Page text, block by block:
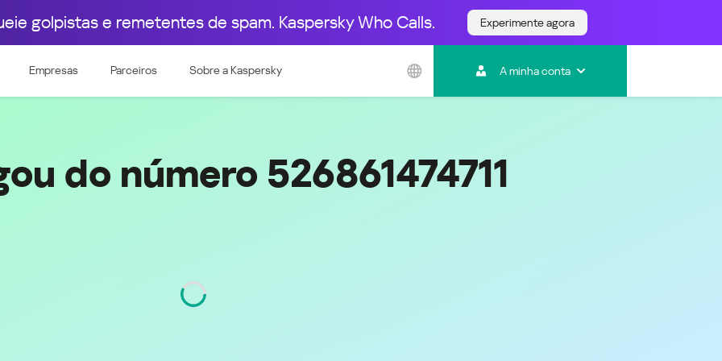
golpistas e remetentes de spam. Kaspersky Who Calls. Experimente agora
Empresas Parceiros Sobre a Kaspersky A minha conta
Ocidental
& Luxembourg
Leste Europeu
Česká republika
Magyarország
Srbija
Türkiye
Қазақстан - Қазақша (Kazakhstan -
Ásia e Pacífico
Australia
India
Malaysia - Bahasa Melayu
New Zealand
do número 526861474711
Baja California